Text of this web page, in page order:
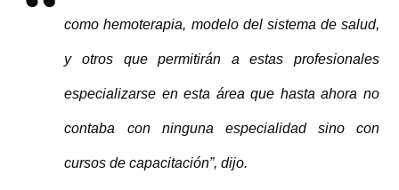
como hemoterapia, modelo del sistema de salud,
y otros que permitirán a estas profesionales
especializarse en esta área que hasta ahora no
contaba con ninguna especialidad sino con
cursos de capacitación”, dijo.